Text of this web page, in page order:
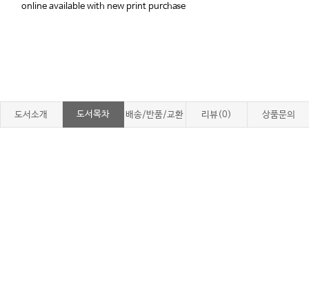
online available with new print purchase
도서소개 도서목차 배송/반품/교환 리뷰(0) 상품문의